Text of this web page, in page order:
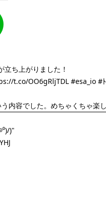
ち上がりました！
t.co/OO6gRljTDL #esa_io #
内容でした。めちゃくちゃ楽
)"